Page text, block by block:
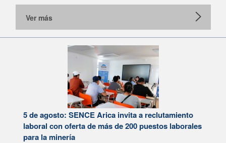
Ver más
5 de agosto: SENCE Arica invita a reclutamiento
laboral con oferta de más de 200 puestos laborales
para la minería